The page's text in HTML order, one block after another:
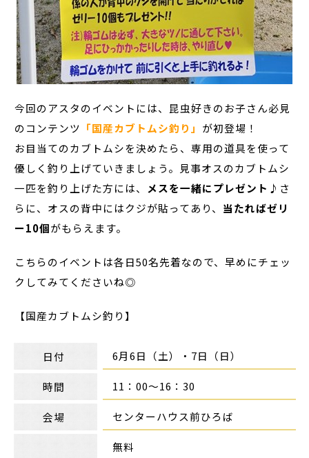
今回のアスタのイベントには、昆虫好きのお子さん必見
のコンテンツ 「国産カブトムシ釣り」 が初登場！
お目当てのカブトムシを決めたら、専用の道具を使って
優しく釣り上げていきましょう。見事オスのカブトムシ
一匹を釣り上げた方には、 メスを一緒にプレゼント♪ さ
らに、オスの背中にはクジが貼ってあり、 当たればゼリ
ー10個がもらえます。
こちらのイベントは各日50名先着なので、早めにチェッ
クしてみてくださいね◎
【国産カブトムシ釣り】
日付 6月6日（土）・7日（日）
時間 11：00～16：30
会場 センターハウス前ひろば
無料